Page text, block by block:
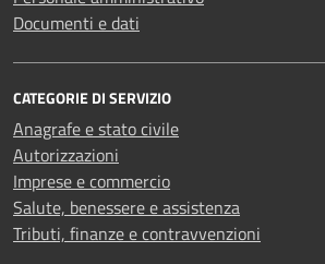
Documenti e dati
CATEGORIE DI SERVIZIO
Anagrafe e stato civile
Autorizzazioni
Imprese e commercio
Salute, benessere e assistenza
Tributi, finanze e contravvenzioni